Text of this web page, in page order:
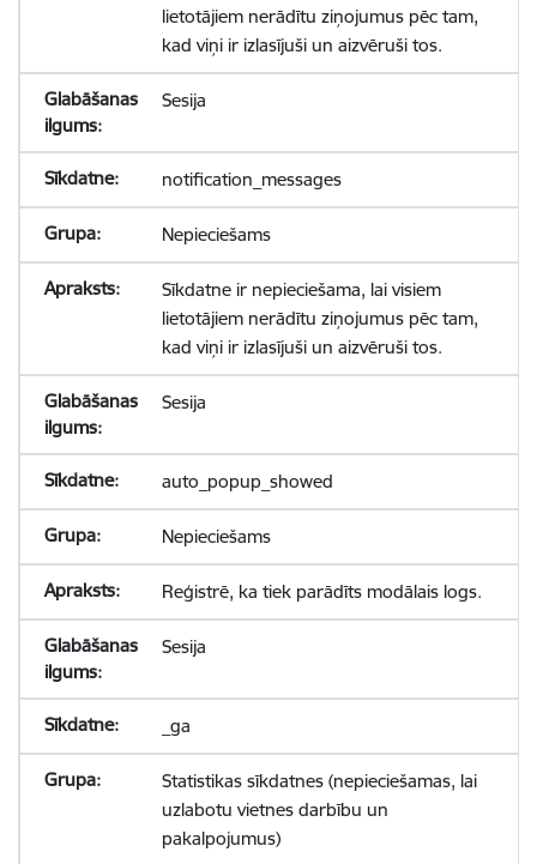
lietotājiem nerādītu ziņojumus pēc tam,
kad viņi ir izlasījuši un aizvēruši tos.
Sesija
notification_messages
Nepieciešams
Sīkdatne ir nepieciešama, lai visiem
lietotājiem nerādītu ziņojumus pēc tam,
kad viņi ir izlasījuši un aizvēruši tos.
Sesija
auto_popup_showed
Nepieciešams
Reģistrē, ka tiek parādīts modālais logs.
Sesija
_ga
Statistikas sīkdatnes (nepieciešamas, lai
uzlabotu vietnes darbību un
pakalpojumus)